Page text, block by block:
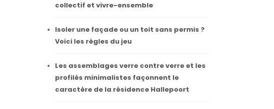
collectif et vivre-ensemble
Isoler une façade ou un toit sans permis ?
Voici les règles du jeu
Les assemblages verre contre verre et les
profilés minimalistes façonnent le
caractère de la résidence Hallepoort